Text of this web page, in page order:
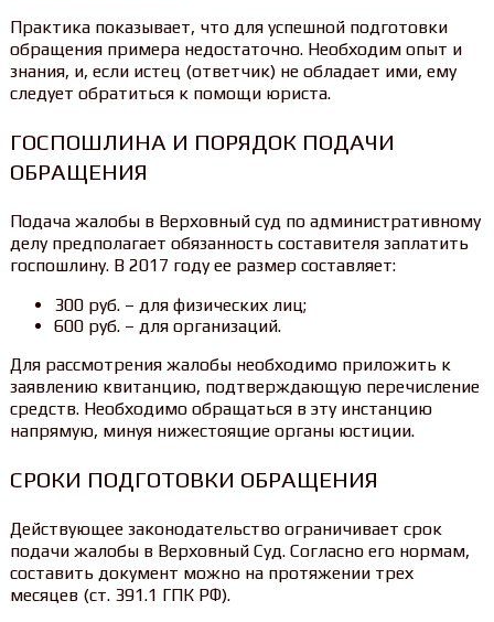
Практика показывает, что для успешной подготовки
обращения примера недостаточно. Необходим опыт и
знания, и, если истец (ответчик) не обладает ими, ему
следует обратиться к помощи юриста.
ГОСПОШЛИНА И ПОРЯДОК ПОДАЧИ
ОБРАЩЕНИЯ
Подача жалобы в Верховный суд по административному
делу предполагает обязанность составителя заплатить
госпошлину. В 2017 году ее размер составляет:
300 руб. – для физических лиц;
600 руб. – для организаций.
Для рассмотрения жалобы необходимо приложить к
заявлению квитанцию, подтверждающую перечисление
средств. Необходимо обращаться в эту инстанцию
напрямую, минуя нижестоящие органы юстиции.
СРОКИ ПОДГОТОВКИ ОБРАЩЕНИЯ
Действующее законодательство ограничивает срок
подачи жалобы в Верховный Суд. Согласно его нормам,
составить документ можно на протяжении трех
месяцев (ст. 391.1 ГПК РФ).